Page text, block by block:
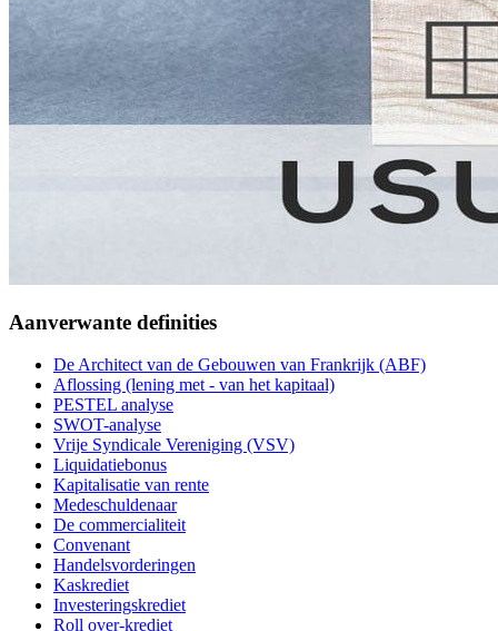
Aanverwante definities
De Architect van de Gebouwen van Frankrijk (ABF)
Aflossing (lening met - van het kapitaal)
PESTEL analyse
SWOT-analyse
Vrije Syndicale Vereniging (VSV)
Liquidatiebonus
Kapitalisatie van rente
Medeschuldenaar
De commercialiteit
Convenant
Handelsvorderingen
Kaskrediet
Investeringskrediet
Roll over-krediet